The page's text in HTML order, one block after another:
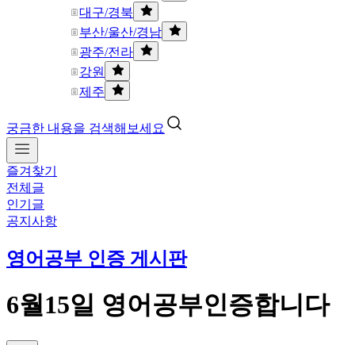
대구/경북
부산/울산/경남
광주/전라
강원
제주
궁금한 내용을 검색해보세요
즐겨찾기
전체글
인기글
공지사항
영어공부 인증 게시판
6월15일 영어공부인증합니다